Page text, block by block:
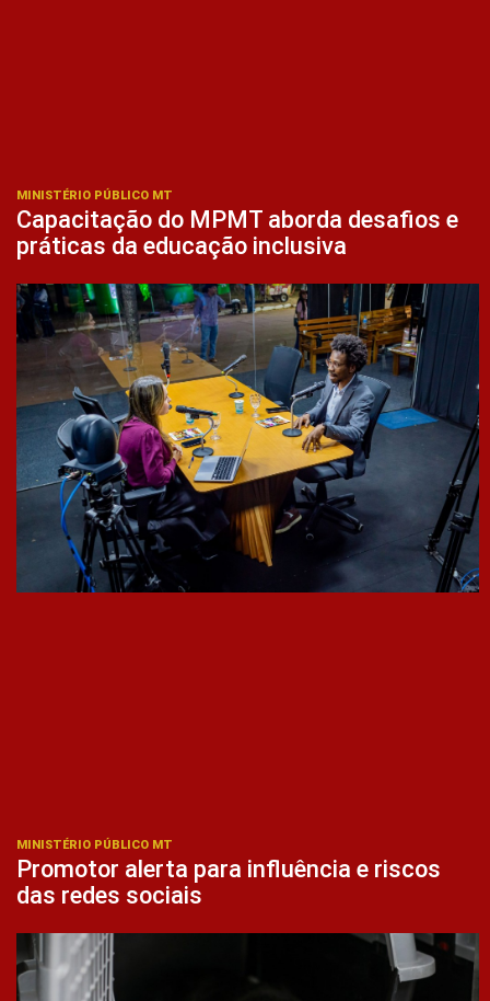
MINISTÉRIO PÚBLICO MT
Capacitação do MPMT aborda desafios e
práticas da educação inclusiva
MINISTÉRIO PÚBLICO MT
Promotor alerta para influência e riscos
das redes sociais